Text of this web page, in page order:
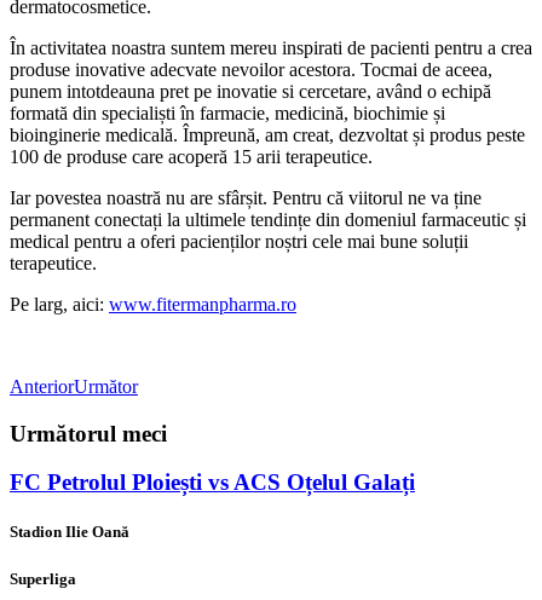
dermatocosmetice.
În activitatea noastra suntem mereu inspirati de pacienti pentru a crea
produse inovative adecvate nevoilor acestora. Tocmai de aceea,
punem intotdeauna pret pe inovatie si cercetare, având o echipă
formată din specialiști în farmacie, medicină, biochimie și
bioinginerie medicală. Împreună, am creat, dezvoltat și produs peste
100 de produse care acoperă 15 arii terapeutice.
Iar povestea noastră nu are sfârșit. Pentru că viitorul ne va ține
permanent conectați la ultimele tendințe din domeniul farmaceutic și
medical pentru a oferi pacienților noștri cele mai bune soluții
terapeutice.
Pe larg, aici: www.fitermanpharma.ro
AnteriorUrmător
Următorul meci
FC Petrolul Ploiești vs ACS Oțelul Galați
Stadion Ilie Oană
Superliga